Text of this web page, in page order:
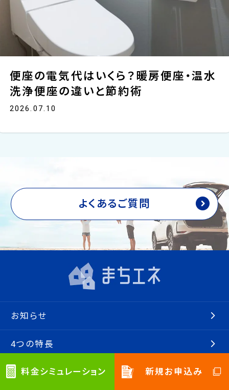
料金シミュレーション 新規お申込み
便座の電気代はいくら？暖房便座・温水
洗浄便座の違いと節約術
2026.07.10
よくあるご質問
お知らせ
4つの特長
料金プラン